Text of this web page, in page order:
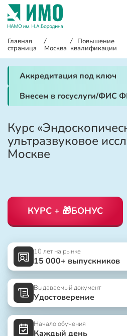
Главная
страница
/
Москва
/ Повышение
квалификации
Аккредитация под ключ
Внесем в госуслуги/ФИС
Курс
ультразвуковое
Москве
КУРС + 🎁БОНУС
10 лет на рынке
15 000+ выпускников
Выдаваемый документ
Удостоверение
Начало обучения
Каждый день